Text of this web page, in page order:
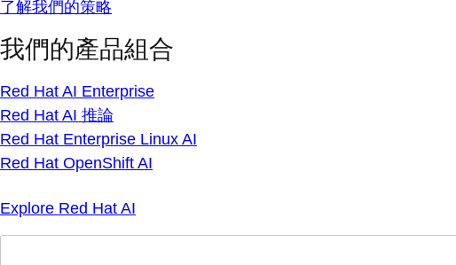
了解我們的策略
我們的產品組合
Red Hat AI Enterprise
Red Hat AI 推論
Red Hat Enterprise Linux AI
Red Hat OpenShift AI
Explore Red Hat AI